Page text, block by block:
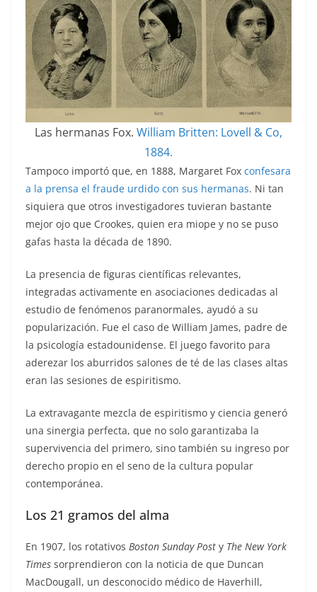
Las hermanas Fox. William Britten: Lovell & Co,
1884.
Tampoco importó que, en 1888, Margaret Fox confesara
a la prensa el fraude urdido con sus hermanas. Ni tan
siquiera que otros investigadores tuvieran bastante
mejor ojo que Crookes, quien era miope y no se puso
gafas hasta la década de 1890.
La presencia de figuras científicas relevantes,
integradas activamente en asociaciones dedicadas al
estudio de fenómenos paranormales, ayudó a su
popularización. Fue el caso de William James, padre de
la psicología estadounidense. El juego favorito para
aderezar los aburridos salones de té de las clases altas
eran las sesiones de espiritismo.
La extravagante mezcla de espiritismo y ciencia generó
una sinergia perfecta, que no solo garantizaba la
supervivencia del primero, sino también su ingreso por
derecho propio en el seno de la cultura popular
contemporánea.
Los 21 gramos del alma
En 1907, los rotativos Boston Sunday Post y The New York
Times sorprendieron con la noticia de que Duncan
MacDougall, un desconocido médico de Haverhill,